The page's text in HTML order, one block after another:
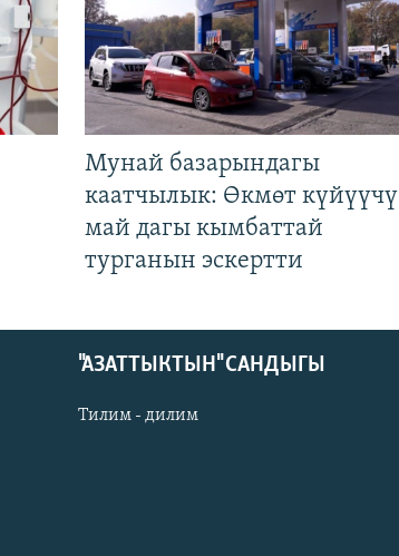
Мунай базарындагы
каатчылык: Өкмөт күйүүчү
май дагы кымбаттай
турганын эскертти
"АЗАТТЫКТЫН" САНДЫГЫ
Тилим - дилим